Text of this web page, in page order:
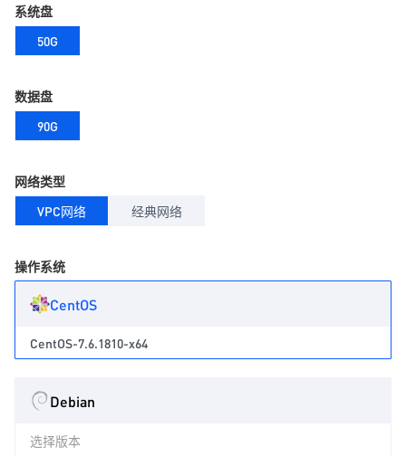
系统盘
50G
数据盘
90G
网络类型
VPC网络
经典网络
操作系统
CentOS
CentOS-7.6.1810-x64
Debian
选择版本